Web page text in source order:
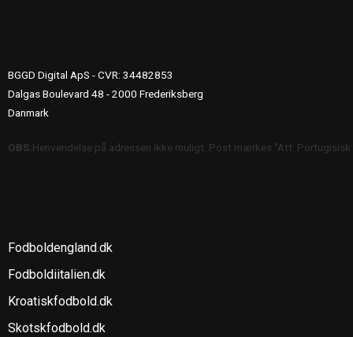
BGGD Digital ApS - CVR: 34482853
Dalgas Boulevard 48 - 2000 Frederiksberg
Danmark
OBS:Henvendelse på adressen ikke muligt. Post mærkes "Att:
Fodboldengland.dk
Fodboldiitalien.dk
Kroatiskfodbold.dk
Skotskfodbold.dk